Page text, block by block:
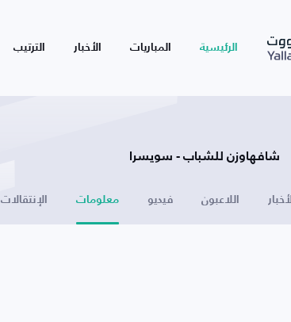
الرئيسية المباريات الأخبار الترتيب
شافهاوزن للشباب - سويسرا
الأخبار اللاعبون فيديو معلومات الإنتقالات